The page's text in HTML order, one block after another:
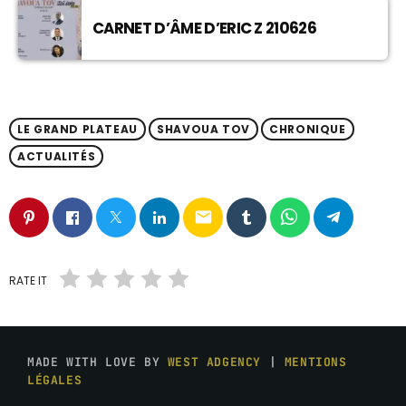
CARNET D’ÂME D’ERIC Z 210626
LE GRAND PLATEAU SHAVOUA TOV
CHRONIQUE
ACTUALITÉS
email
RATE IT
MADE WITH LOVE BY WEST ADGENCY | MENTIONS
LÉGALES